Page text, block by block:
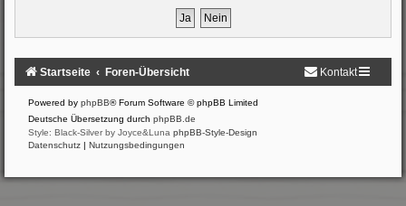
Startseite Foren-Übersicht Kontakt
Powered by phpBB® Forum Software © phpBB Limited
Deutsche Übersetzung durch phpBB.de
Style: Black-Silver by Joyce&Luna phpBB-Style-Design
Datenschutz | Nutzungsbedingungen